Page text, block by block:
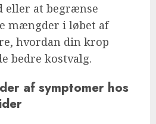
eller at begrænse
mængder i løbet af
hvordan din krop
bedre kostvalg.
af symptomer hos